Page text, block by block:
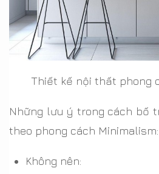
Thiết kế nội thất phong
Những lưu ý trong cách bố
theo phong cách Minimalism:
Không nên: